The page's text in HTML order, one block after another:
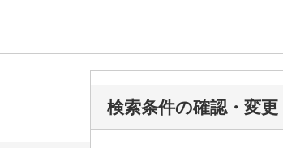
検索条件の確認・変更